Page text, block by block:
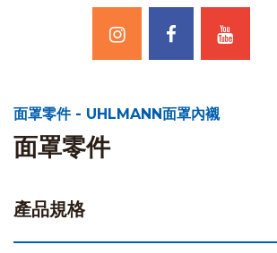
面罩零件 - UHLMANN面罩內襯
面罩零件
產品規格